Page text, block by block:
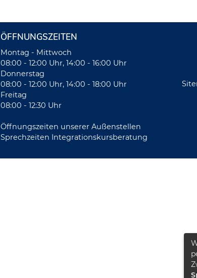
ÖFFNUNGSZEITEN
Montag - Mittwoch
08:00 - 12:00 Uhr, 14:00 - 16:00 Uhr
Donnerstag
08:00 - 12:00 Uhr, 14:00 - 18:00 Uhr
Freitag
08:00 - 12:30 Uhr
Öffnungszeiten unserer Außenstellen
Sprechzeiten Integrationskursberatung